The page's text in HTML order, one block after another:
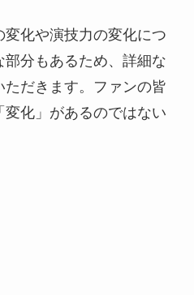
化や演技力の変化につ
分もあるため、詳細な
ただきます。ファンの皆
化」があるのではない